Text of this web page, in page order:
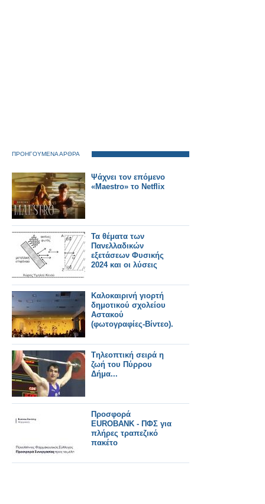
ΠΡΟΗΓΟΥΜΕΝΑ ΑΡΘΡΑ
Ψάχνει τον επόμενο
«Maestro» το Netflix
Τα θέματα των
Πανελλαδικών
εξετάσεων Φυσικής
2024 και οι λύσεις
Καλοκαιρινή γιορτή
δημοτικού σχολείου
Αστακού
(φωτογραφίες-Βίντεο).
Tηλεοπτική σειρά η
ζωή του Πύρρου
Δήμα...
Προσφορά
EUROBANK - ΠΦΣ για
πλήρες τραπεζικό
πακέτο